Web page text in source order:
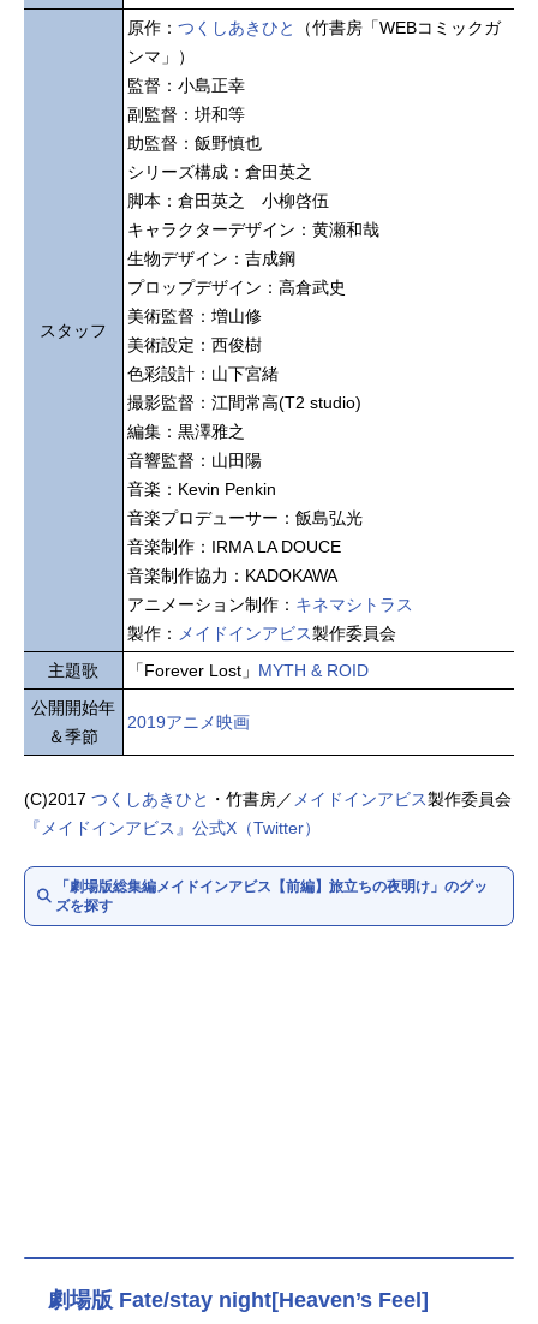
スタッフ
原作： つくしあきひと
（竹書房「WEBコミックガ
ンマ」）
監督：小島正幸
副監督：垪和等
助監督：飯野慎也
シリーズ構成：倉田英之
脚本：倉田英之 小柳啓伍
キャラクターデザイン：黄瀬和哉
生物デザイン：吉成鋼
プロップデザイン：高倉武史
美術監督：増山修
美術設定：西俊樹
色彩設計：山下宮緒
撮影監督：江間常高(T2 studio)
編集：黒澤雅之
音響監督：山田陽
音楽：Kevin Penkin
音楽プロデューサー：飯島弘光
音楽制作：IRMA LA DOUCE
音楽制作協力：KADOKAWA
アニメーション制作： キネマシトラス
製作：
メイドインアビス製作委員会
主題歌
「Forever Lost」 MYTH & ROID
公開開始年
＆季節
2019アニメ映画
(C)2017 つくしあきひと ・竹書房／ メイドインアビス製作委員会
『メイドインアビス』公式X（Twitter）
「劇場版総集編メイドインアビス【前編】旅立ちの夜明け」のグッ
ズを探す
劇場版 Fate/stay night[Heaven’s Feel]